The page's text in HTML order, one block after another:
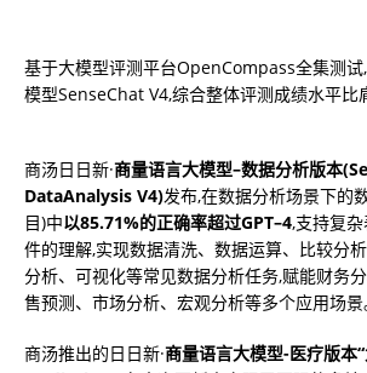
基于大模型评测平台OpenCompass全集测试
模型SenseChat V4,综合整体评测成绩水平比
商汤⽇⽇新·商量语⾔⼤模型–数据分析版本(
DataAnalysis V4)发布,在数据分析场景下的
目)中以85.71%的正确率超过GPT–4,支持复
件的理解,实现数据清洗、数据运算、比较分
分析、可视化等常见数据分析任务,赋能财务
售预测、市场分析、宏观分析等多个应用场景
商汤推出的日日新·商量语言大模型-医疗版本